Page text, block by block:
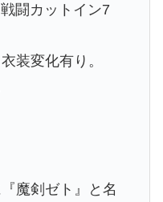
闘カットイン7
装変化有り。
魔剣ゼト』と名